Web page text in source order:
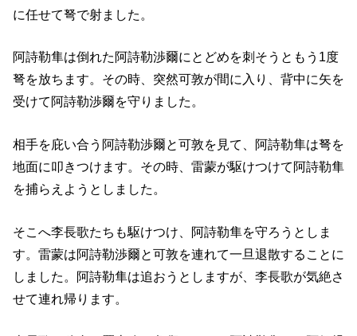
に任せて弩で射ました。
阿詩勒隼は倒れた阿詩勒渉爾にとどめを刺そうともう1度
弩を放ちます。その時、突然可敦が間に入り、背中に矢を
受けて阿詩勒渉爾を守りました。
相手を庇い合う阿詩勒渉爾と可敦を見て、阿詩勒隼は弩を
地面に叩きつけます。その時、雷蒙が駆けつけて阿詩勒隼
を捕らえようとしました。
そこへ李長歌たちも駆けつけ、阿詩勒隼を守ろうとしま
す。雷蒙は阿詩勒渉爾と可敦を連れて一旦退散することに
しました。阿詩勒隼は追おうとしますが、李長歌が気絶さ
せて連れ帰ります。